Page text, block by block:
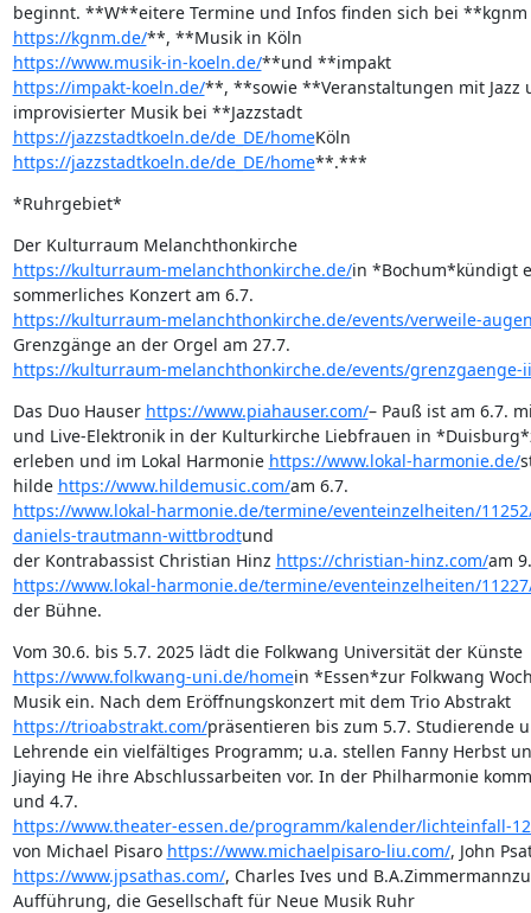
https://kgnm.de/
https://www.musik-in-koeln.de/
https://impakt-koeln.de/**, **sowie **Veranstaltungen mit Jazz
https://jazzstadtkoeln.de/de_DE/home
https://jazzstadtkoeln.de/de_DE/home**.***
*Ruhrgebiet*
https://kulturraum-melanchthonkirche.de/in *Bochum*kündigt
https://kulturraum-melanchthonkirche.de/events/verweile-
https://kulturraum-melanchthonkirche.de/events/grenzgaenge-
Das Duo Hauser https://www.piahauser.com/– Pauß ist am 6.7.
und Live-Elektronik in der Kulturkirche Liebfrauen in
erleben und im Lokal Harmonie https://www.lokal-harmonie.de/
hilde https://www.hildemusic.com/
https://www.lokal-harmonie.de/termine/eventeinzelheiten/
daniels-trautmann-wittbrodtund
der Kontrabassist Christian Hinz https://christian-hinz.com/
https://www.lokal-harmonie.de/termine/eventeinzelheiten/
der Bühne.
https://www.folkwang-uni.de/homein *Essen*zur Folkwang
https://trioabstrakt.com/präsentieren bis zum 5.7. Studierende
Lehrende ein vielfältiges Programm; u.a. stellen Fanny Herbst
Jiaying He ihre Abschlussarbeiten vor. In der Philharmonie
https://www.theater-essen.de/programm/kalender/lichteinfall-
von Michael Pisaro https://www.michaelpisaro-liu.com/
https://www.jpsathas.com/, Charles Ives und